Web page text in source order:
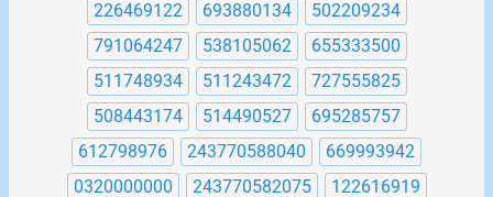
226469122
693880134
502209234
791064247
538105062
655333500
511748934
511243472
727555825
508443174
514490527
695285757
612798976
243770588040
669993942
0320000000
243770582075
122616919